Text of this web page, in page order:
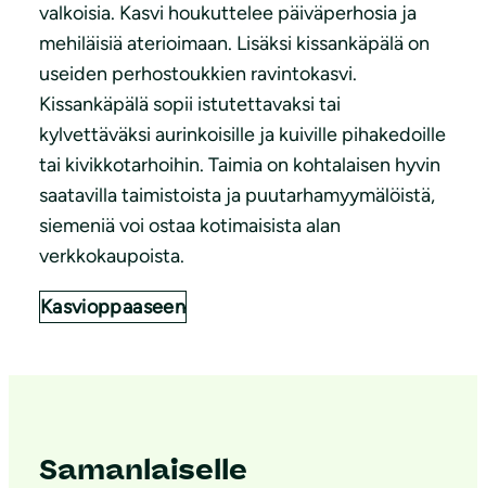
valkoisia. Kasvi houkuttelee päiväperhosia ja
mehiläisiä aterioimaan. Lisäksi kissankäpälä on
useiden perhostoukkien ravintokasvi.
Kissankäpälä sopii istutettavaksi tai
kylvettäväksi aurinkoisille ja kuiville pihakedoille
tai kivikkotarhoihin. Taimia on kohtalaisen hyvin
saatavilla taimistoista ja puutarhamyymälöistä,
siemeniä voi ostaa kotimaisista alan
verkkokaupoista.
Kasvioppaaseen
Samanlaiselle